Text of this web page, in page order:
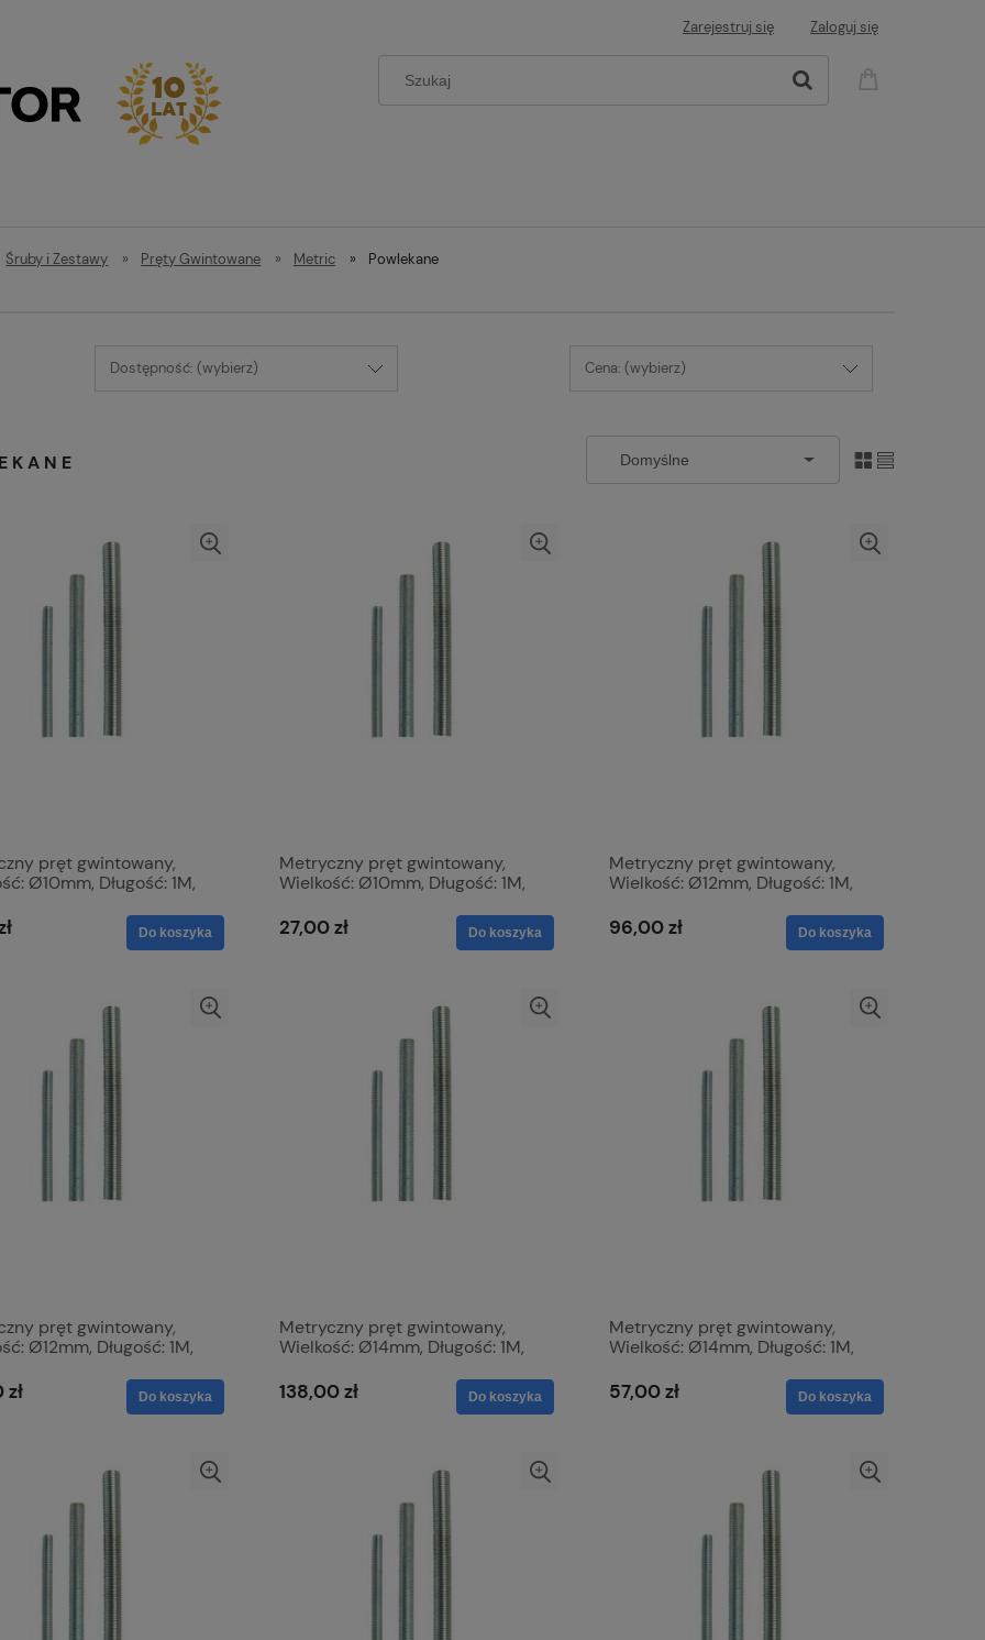
Zarejestruj się Zaloguj się
Śruby i Zestawy » Pręty Gwintowane » Metric » Powlekane
Dostępność: (wybierz) Cena: (wybierz)
pręt gwintowany,
Ø10mm, Długość: 1M,
Do koszyka
Metryczny pręt gwintowany,
Wielkość: Ø10mm, Długość: 1M,
8.8. S.8168
27,00 zł Do koszyka
Metryczny pręt gwintowany,
Wielkość: Ø12mm, Długość: 1M,
4.6. S.51888
96,00 zł Do koszyka
pręt gwintowany,
Ø12mm, Długość: 1M,
Do koszyka
Metryczny pręt gwintowany,
Wielkość: Ø14mm, Długość: 1M,
4.6. S.51889
138,00 zł Do koszyka
Metryczny pręt gwintowany,
Wielkość: Ø14mm, Długość: 1M,
8.8. S.8170
57,00 zł Do koszyka